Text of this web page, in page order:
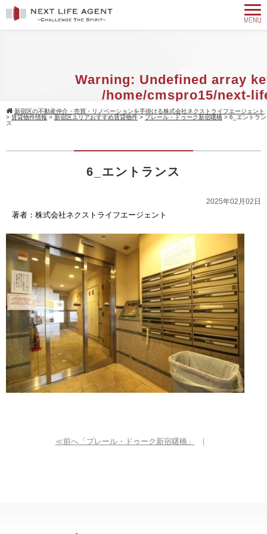
Warning: Undefined array
/home/cmspro15/next-
agent.com/public_html/
: Attempt to read property
agent.com/public_html/
content/themes/
on line9
新宿区の不動産仲介・売買・リノベーションを手掛ける株式会社ネクストライフエージェント
> 賃貸物件情報 > 新宿区エリアおすすめ賃貸物件 > プレール・ドゥーク新宿曙橋 > 6_エントラン
ス
6_エントランス
2025年02月02日
著者：株式会社ネクストライフエージェント
≪前へ「プレール・ドゥーク新宿曙橋」 ｜